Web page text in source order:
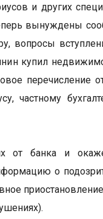
и других
вынуждены
вопросы
купил
перечисление
частному
от банка и
о